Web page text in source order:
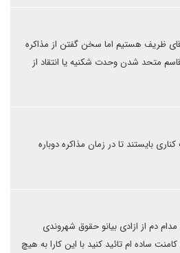
ظریف هستیم اما سخن گفتن از مذاکره
متحد شدن وحدت شکنیه یا انتقاد از
بایستند تا در زمان مذاکره دوباره
دم از ازادی بیانو حقوق شهروندی
ساده ام تائید کنید با این کارا به هیچ